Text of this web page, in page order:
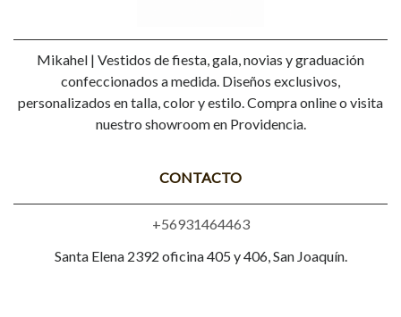
Mikahel | Vestidos de fiesta, gala, novias y graduación
confeccionados a medida. Diseños exclusivos,
personalizados en talla, color y estilo. Compra online o visita
nuestro showroom en Providencia.
CONTACTO
+56931464463
Santa Elena 2392 oficina 405 y 406, San Joaquín.